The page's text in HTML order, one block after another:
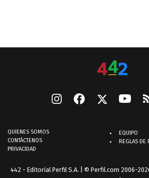
QUIENES SOMOS
CONTÁCTENOS
PRIVACIDAD
EQUIPO
REGLAS DE
442 - Editorial Perfil S.A. | © Perfil.com 2006-